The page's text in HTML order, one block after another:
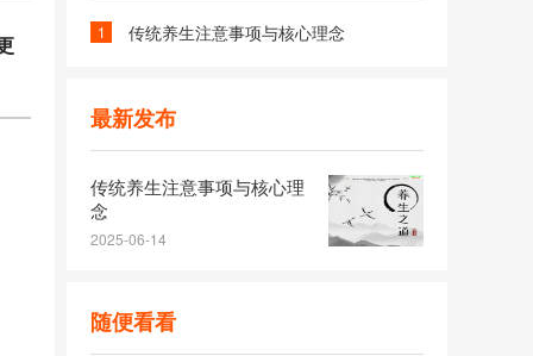
1 传统养生注意事项与核心理念
最新发布
传统养生注意事项与核心理
念
2025-06-14
随便看看